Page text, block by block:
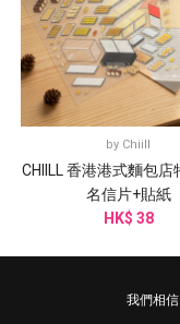
by Chiill
CHIILL 香港港式麵包店
名信片+貼紙
HK$ 38
我們相